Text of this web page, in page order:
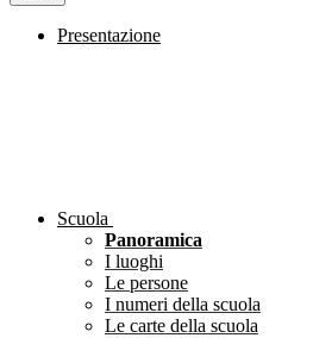
Presentazione
Scuola
Panoramica
I luoghi
Le persone
I numeri della scuola
Le carte della scuola